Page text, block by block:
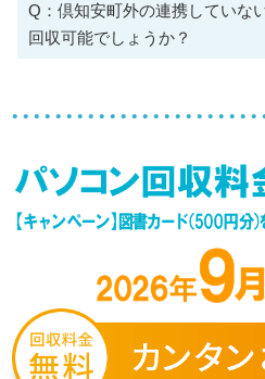
Q：倶知安町外の連携していな
回収可能でしょうか？